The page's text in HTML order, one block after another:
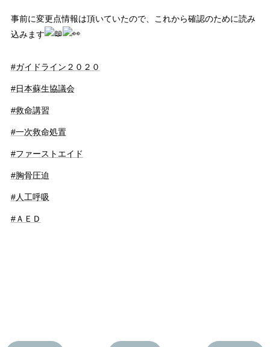
事前に変更点情報は頂いていたので、これから確認のために読み
込みます
#ガイドライン２０２０
#日本蘇生協議会
#救命講習
#一次救命処置
#ファーストエイド
#胸骨圧迫
#人工呼吸
#ＡＥＤ